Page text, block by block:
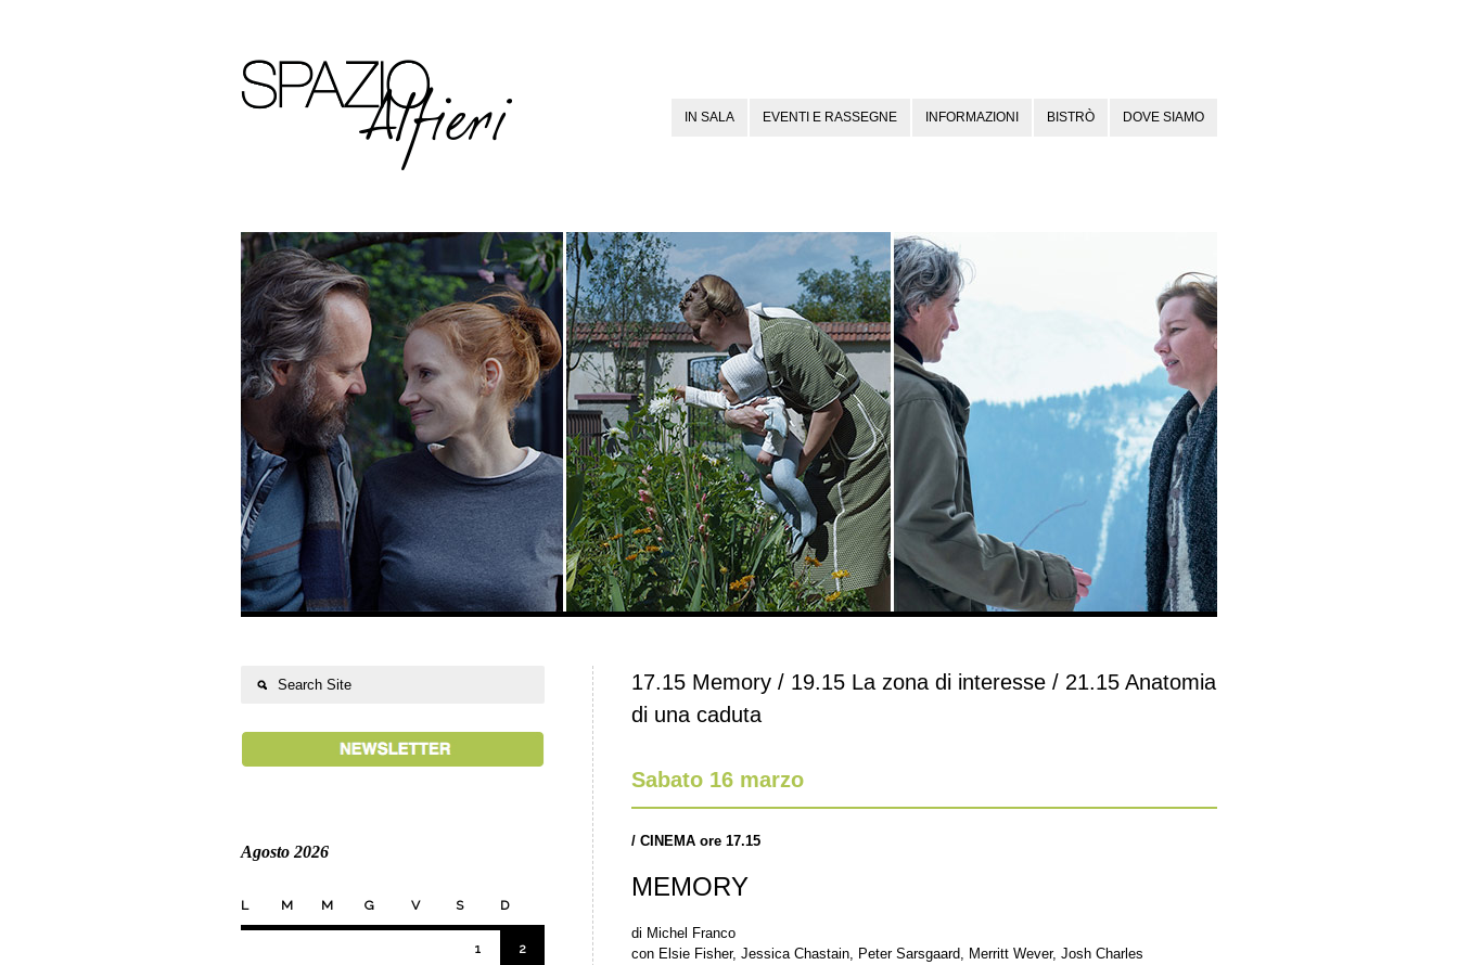
IN SALA EVENTI E RASSEGNE INFORMAZIONI BISTRÒ DOVE SIAMO
17.15 Memory / 19.15 La zona di interesse / 21.15 Anatomia
di una caduta
Sabato 16 marzo
/ CINEMA ore 17.15
MEMORY
di Michel Franco
con Elsie Fisher, Jessica Chastain, Peter Sarsgaard, Merritt Wever, Josh Charles
Agosto 2026
L M M G V S D
1 2